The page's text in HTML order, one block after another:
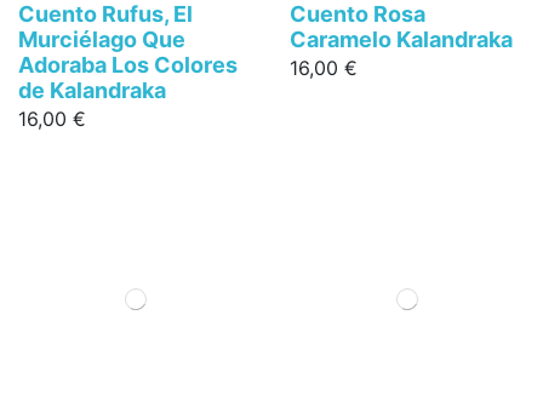
Cuento Rufus, El
Murciélago Que
Adoraba Los Colores
de Kalandraka
16,00 €
Cuento Rosa
Caramelo Kalandraka
16,00 €